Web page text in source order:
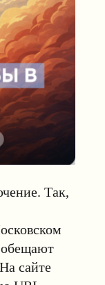
Так,
обещают
сайте